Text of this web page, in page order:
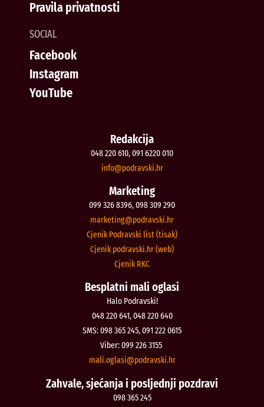
Pravila privatnosti
SOCIAL
Facebook
Instagram
YouTube
Redakcija
048 220 610, 091 6220 010
rh.iksvardop
@ofni
Marketing
099 326 8396, 098 309 290
rh.iksvardop
@gnitekram
Cjenik Podravski list (tisak)
Cjenik podravski.hr (web)
Cjenik RKC
Besplatni mali oglasi
Halo Podravski!
048 220 641, 048 220 640
SMS: 098 365 245, 091 222 0615
Viber: 099 226 3155
rh.iksvardop
@isalgo.ilam
Zahvale, sjećanja i posljednji pozdravi
098 365 245